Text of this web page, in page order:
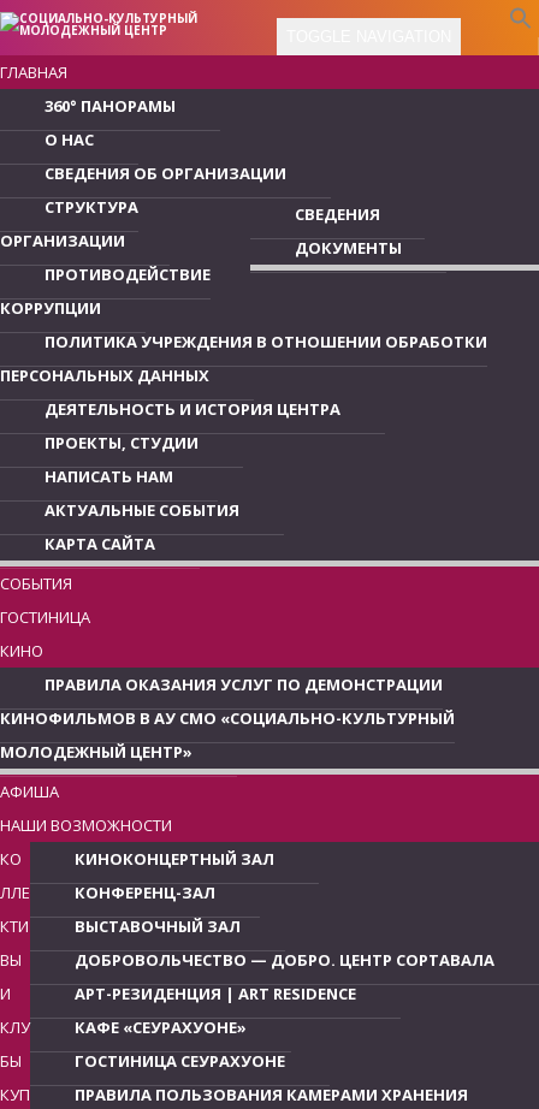
ГЛАВНАЯ
360° ПАНОРАМЫ
О НАС
СВЕДЕНИЯ ОБ ОРГАНИЗАЦИИ
СВЕДЕНИЯ
ДОКУМЕНТЫ
СТРУКТУРА
ОРГАНИЗАЦИИ
ПРОТИВОДЕЙСТВИЕ
КОРРУПЦИИ
ПОЛИТИКА УЧРЕЖДЕНИЯ В ОТНОШЕНИИ ОБРАБОТКИ
ПЕРСОНАЛЬНЫХ ДАННЫХ
ДЕЯТЕЛЬНОСТЬ И ИСТОРИЯ ЦЕНТРА
ПРОЕКТЫ, СТУДИИ
НАПИСАТЬ НАМ
АКТУАЛЬНЫЕ СОБЫТИЯ
КАРТА САЙТА
СОБЫТИЯ
ГОСТИНИЦА
КИНО
ПРАВИЛА ОКАЗАНИЯ УСЛУГ ПО ДЕМОНСТРАЦИИ
КИНОФИЛЬМОВ В АУ СМО «СОЦИАЛЬНО-КУЛЬТУРНЫЙ
МОЛОДЕЖНЫЙ ЦЕНТР»
АФИША
НАШИ ВОЗМОЖНОСТИ
КИНОКОНЦЕРТНЫЙ ЗАЛ
КОНФЕРЕНЦ-ЗАЛ
ВЫСТАВОЧНЫЙ ЗАЛ
ДОБРОВОЛЬЧЕСТВО — ДОБРО. ЦЕНТР СОРТАВАЛА
АРТ-РЕЗИДЕНЦИЯ | ART RESIDENCE
КАФЕ «СЕУРАХУОНЕ»
ГОСТИНИЦА СЕУРАХУОНЕ
ПРАВИЛА ПОЛЬЗОВАНИЯ КАМЕРАМИ ХРАНЕНИЯ
КО
ЛЛЕ
КТИ
ВЫ
И
КЛУ
БЫ
КУП